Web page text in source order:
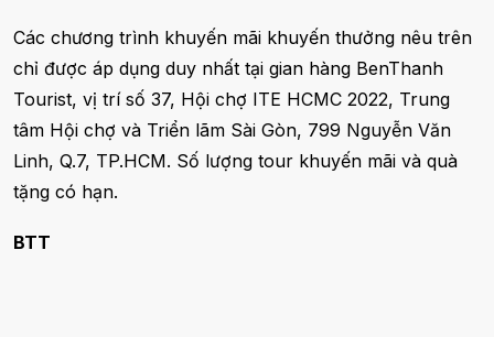
Các chương trình khuyến mãi khuyến thưởng nêu trên
chỉ được áp dụng duy nhất tại gian hàng BenThanh
Tourist, vị trí số 37, Hội chợ ITE HCMC 2022, Trung
tâm Hội chợ và Triển lãm Sài Gòn, 799 Nguyễn Văn
Linh, Q.7, TP.HCM. Số lượng tour khuyến mãi và quà
tặng có hạn.
BTT